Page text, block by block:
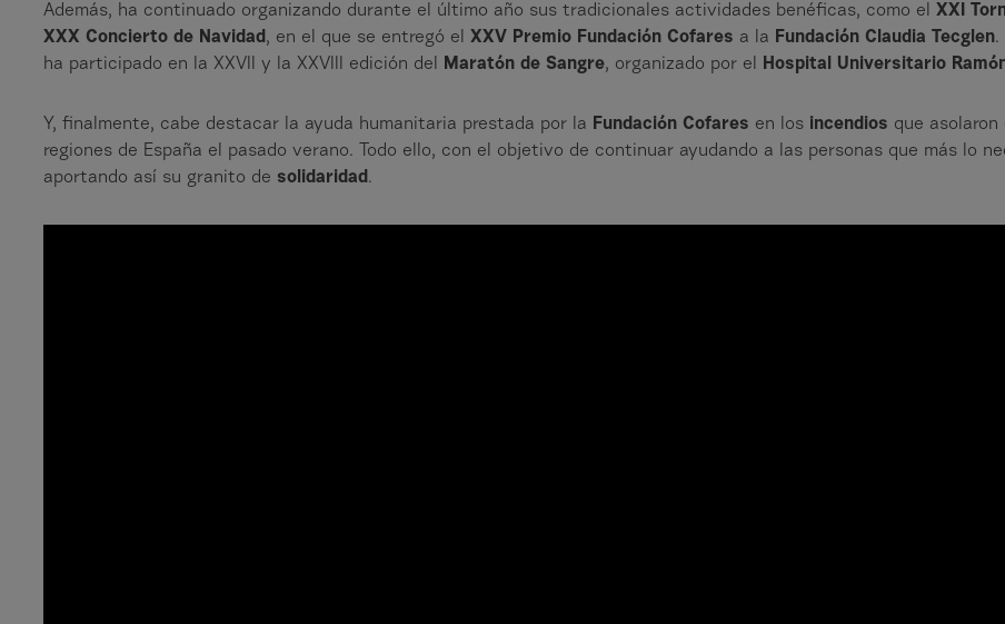
Además, ha continuado organizando durante el último año sus tradicionales actividades benéficas, como el XXI
XXX Concierto de Navidad , en el que se entregó el XXV Premio Fundación Cofares a la Fundación Claudia Tecglen.
ha participado en la XXVII y la XXVIII edición del
Maratón de Sangre, organizado por el Hospital Universitario
Y, finalmente, cabe destacar la ayuda humanitaria prestada por la Fundación Cofares en los incendios que
regiones de España el pasado verano. Todo ello, con el objetivo de continuar ayudando a las personas que más lo
aportando así su granito de solidaridad .